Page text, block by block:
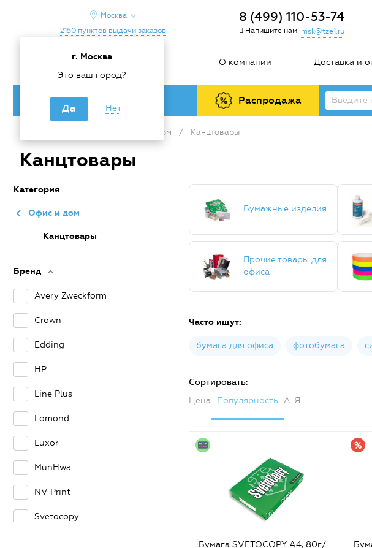
Москва
г. Москва
Это ваш город?
Да Нет
2150 пунктов выдачи заказов
8 (499) 110-53-74
Напишите нам: msk@tze1.ru
О компании Доставка и
Каталог товаров Распродажа
Офис и дом / Канцтовары
Канцтовары
Категория
Офис и дом
Канцтовары
Бренд
Avery Zweckform
Crown
Edding
HP
Line Plus
Lomond
Luxor
MunHwa
NV Print
Svetocopy
Бумажные изделия
Прочие товары для
офиса
Часто ищут:
бумага для офиса фотобумага
Сортировать:
Цена
Популярность А-Я
Бумага SVETOCOPY A4, 80г/